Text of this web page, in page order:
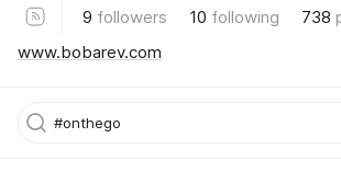
9 followers 10 following 738
www.bobarev.com